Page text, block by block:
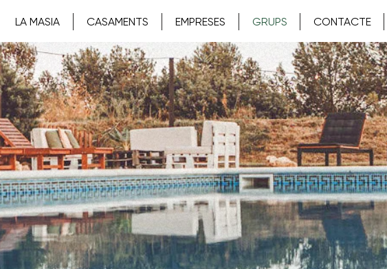
LA MASIA CASAMENTS EMPRESES GRUPS CONTACTE